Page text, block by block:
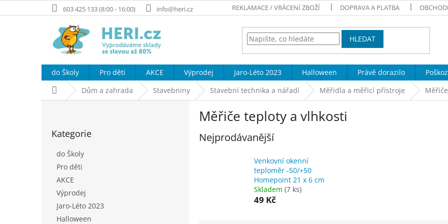
na
603 425 133 (8:00 - 16:00) info@heri.cz REKLAMACE / VRÁCENÍ ZBOŽÍ DOPRAVA A PLATBA
HLEDAT
do Školy Pro děti AKCE Výprodej Jaro-Léto 2023 Halloween Právě dorazilo
Domů Dům a zahrada Stavebniny Stavební technika a nářadí Měřidla a měřicí přístroje
kategorie
Kategorie
do Školy
Pro děti
AKCE
Výprodej
Jaro-Léto 2023
Halloween
Měřiče teploty a vlhkosti
Nejprodávanější
Venkovní okenní
teploměr -50/+50
Homepoint 21 x 6 cm
Skladem (7 ks)
49 Kč